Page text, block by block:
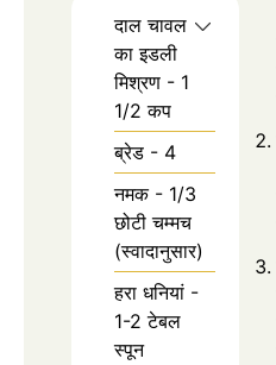
दाल चावल
का इडली
मिश्रण - 1
1/2 कप
ब्रेड - 4
नमक - 1/3
छोटी चम्मच
(स्वादानुसार)
हरा धनियां -
1-2 टेबल
स्पून